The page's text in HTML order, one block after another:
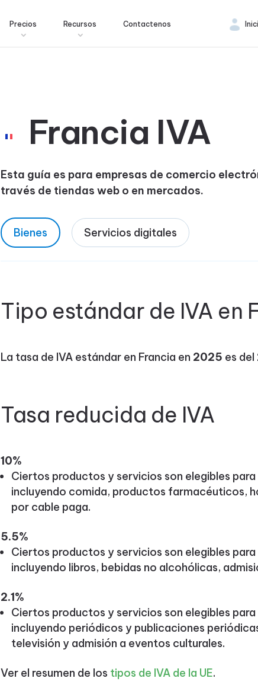
Precios Recursos Contactenos
Francia IVA
Esta guía es para empresas de comercio
través de tiendas web o en mercados.
Bienes Servicios digitales
Tipo estándar de IVA en
La tasa de IVA estándar en Francia en 2025 es del
Tasa reducida de IVA
10%
Ciertos productos y servicios son elegibles para
incluyendo comida, productos farmacéuticos,
por cable paga.
5.5%
Ciertos productos y servicios son elegibles para
incluyendo libros, bebidas no alcohólicas,
2.1%
Ciertos productos y servicios son elegibles para
incluyendo periódicos y publicaciones
televisión y admisión a eventos culturales.
Ver el resumen de los tipos de IVA de la UE.